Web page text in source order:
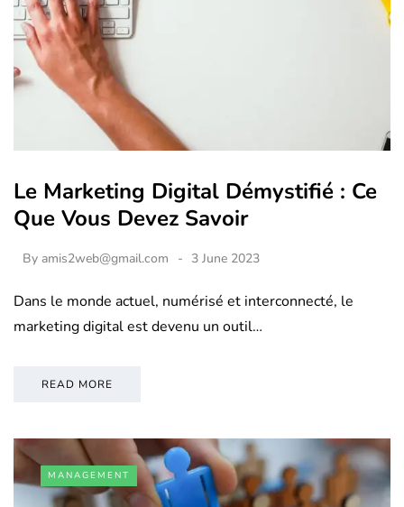
Le Marketing Digital Démystifié : Ce
Que Vous Devez Savoir
By amis2web@gmail.com 3 June 2023
Dans le monde actuel, numérisé et interconnecté, le
marketing digital est devenu un outil…
READ MORE
MANAGEMENT